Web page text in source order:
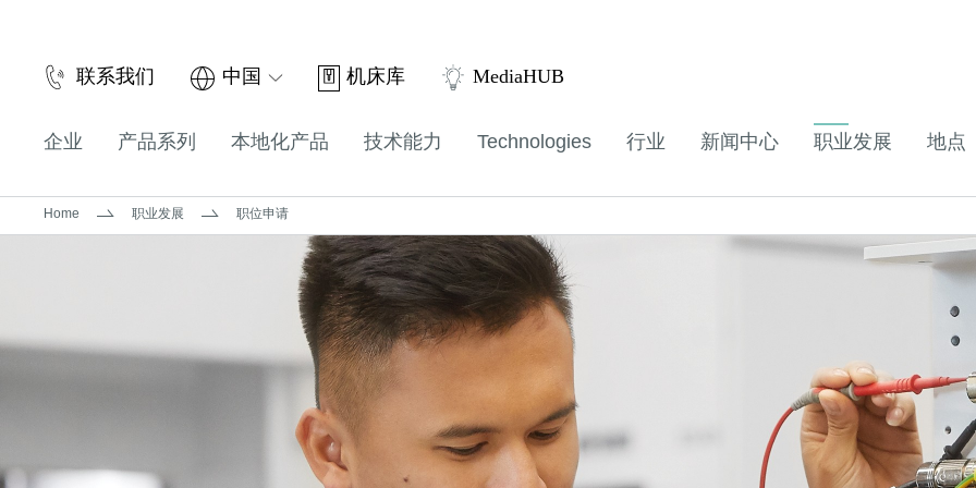
联系我们 中国 机床库 MediaHUB
企业 产品系列 本地化产品 技术能力 Technologies 行业 新闻中心 职业发展 地点
Home 职业发展 职位申请